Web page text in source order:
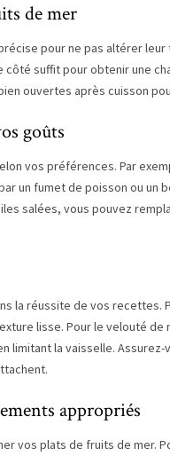
de mer
pour ne pas altérer
côté suffit pour obtenir une
ouvertes après cuisson
goûts
vos préférences. Par
un fumet de poisson ou un
salées, vous pouvez
la réussite de vos recettes.
lisse. Pour le velouté de
limitant la vaisselle.
appropriés
vos plats de fruits de mer.